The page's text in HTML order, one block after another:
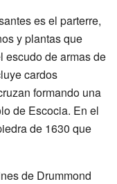
es el parterre,
y plantas que
escudo de armas de
cardos
formando una
de Escocia. En el
de 1630 que
de Drummond